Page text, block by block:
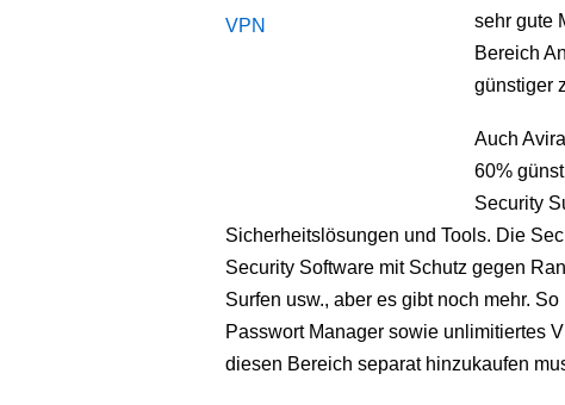
sehr gute
Bereich
günstiger
Auch
60%
Security
Sicherheitslösungen und Tools. Die
Security Software mit Schutz gegen
Surfen usw., aber es gibt noch mehr.
Passwort Manager sowie unlimitiertes
diesen Bereich separat hinzukaufen